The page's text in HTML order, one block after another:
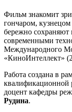
Фильм знакомит
гончаром,
бережно сохраняют
современными
Международного
«КиноИнтеллект»
Работа создана в
квалификационной
доцент кафедры
Рудина.